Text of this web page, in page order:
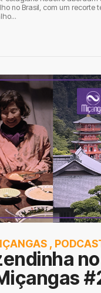
no Brasil, com um recorte
,
no